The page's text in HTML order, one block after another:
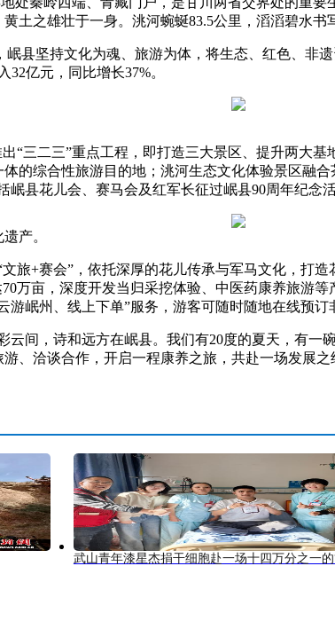
土之雄壮于一身。洮河蜿蜒83.5公里，滔滔碧水书
坚持文化为魂、旅游为体，将生态、红色、非
亿元，同比增长37%。
二三”重点工程，即打造三大景区、提升两大基
的综合性旅游目的地；洮河生态文化体验景区融
县花儿会、赛马会及红军长征过岷县90周年纪念
产。
+赛会”，依托深厚的花儿传承与军马文化，打
万亩，深度开发当归采挖体验、中医药康养旅游
岷州、线上下单”服务，游客可随时随地在线预
，诗和远方在岷县。我们有20度的夏天，有一
、洽谈合作，开启一程康养之旅，共赴一场发展
武山青年漆星杰捐干细胞赴一场十四万分之一的